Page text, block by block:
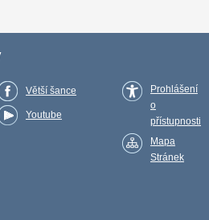
Větší šance
Youtube
Prohlášení
o
přístupnosti
Mapa
Stránek